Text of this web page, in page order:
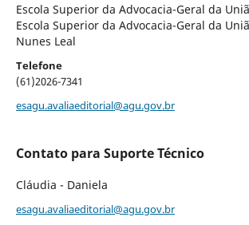
Escola Superior da Advocacia-Geral da
Escola Superior da Advocacia-Geral da
Nunes Leal
Telefone
(61)2026-7341
esagu.avaliaeditorial@agu.gov.br
Contato para Suporte Técnico
Cláudia - Daniela
esagu.avaliaeditorial@agu.gov.br